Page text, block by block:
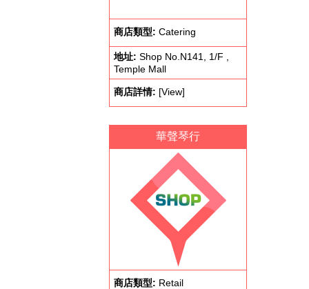
商店類型: Catering
地址: Shop No.N141, 1/F ,
Temple Mall
商店詳情: [View]
華聲琴行
商店類型: Retail